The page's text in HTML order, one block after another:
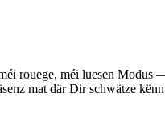
rouege, méi luesen Modus
mat där Dir schwätze